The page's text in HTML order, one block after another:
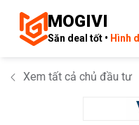
MOGIVI
Săn deal tốt • Hình
Xem tất cả chủ đầu tư